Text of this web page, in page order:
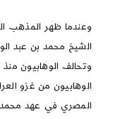
وعندما ظهر المذهب
الشيخ محمد بن عبد
وتحالف الوهابيون
الوهابيون من غزو
المصري في عهد محمد